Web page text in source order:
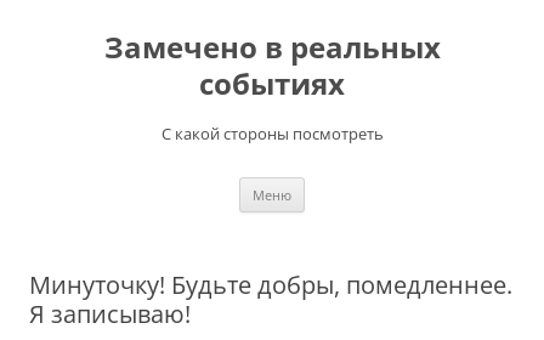
содержимомуЗамечено в реальных
событиях
С какой стороны посмотреть
Меню
Минуточку! Будьте добры, помедленнее.
Я записываю!